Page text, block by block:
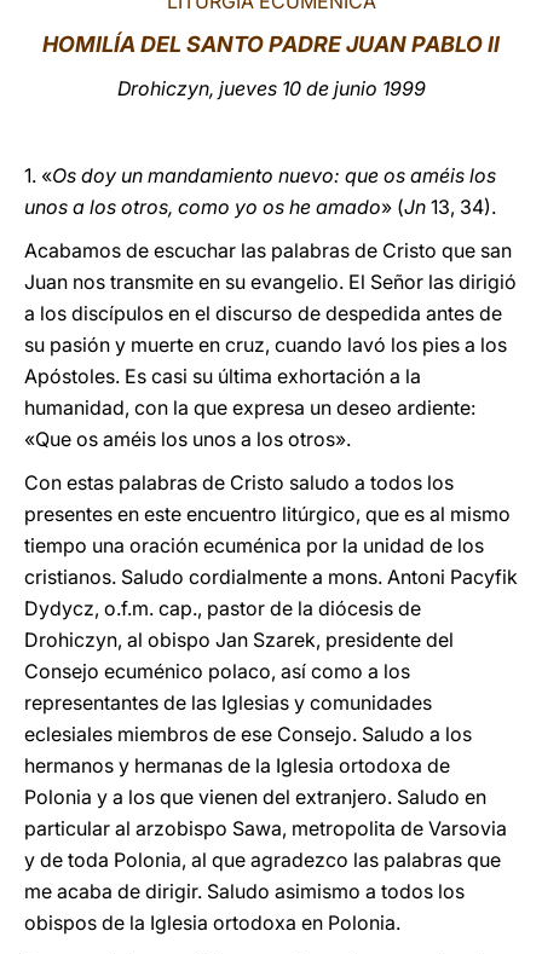
HOMILÍA DEL SANTO PADRE JUAN PABLO II
Drohiczyn, jueves 10 de junio 1999
1. «Os doy un mandamiento nuevo: que os améis los
unos a los otros, como yo os he amado» (Jn 13, 34).
Acabamos de escuchar las palabras de Cristo que san
Juan nos transmite en su evangelio. El Señor las dirigió
a los discípulos en el discurso de despedida antes de
su pasión y muerte en cruz, cuando lavó los pies a los
Apóstoles. Es casi su última exhortación a la
humanidad, con la que expresa un deseo ardiente:
«Que os améis los unos a los otros».
Con estas palabras de Cristo saludo a todos los
presentes en este encuentro litúrgico, que es al mismo
tiempo una oración ecuménica por la unidad de los
cristianos. Saludo cordialmente a mons. Antoni Pacyfik
Dydycz, o.f.m. cap., pastor de la diócesis de
Drohiczyn, al obispo Jan Szarek, presidente del
Consejo ecuménico polaco, así como a los
representantes de las Iglesias y comunidades
eclesiales miembros de ese Consejo. Saludo a los
hermanos y hermanas de la Iglesia ortodoxa de
Polonia y a los que vienen del extranjero. Saludo en
particular al arzobispo Sawa, metropolita de Varsovia
y de toda Polonia, al que agradezco las palabras que
me acaba de dirigir. Saludo asimismo a todos los
obispos de la Iglesia ortodoxa en Polonia.